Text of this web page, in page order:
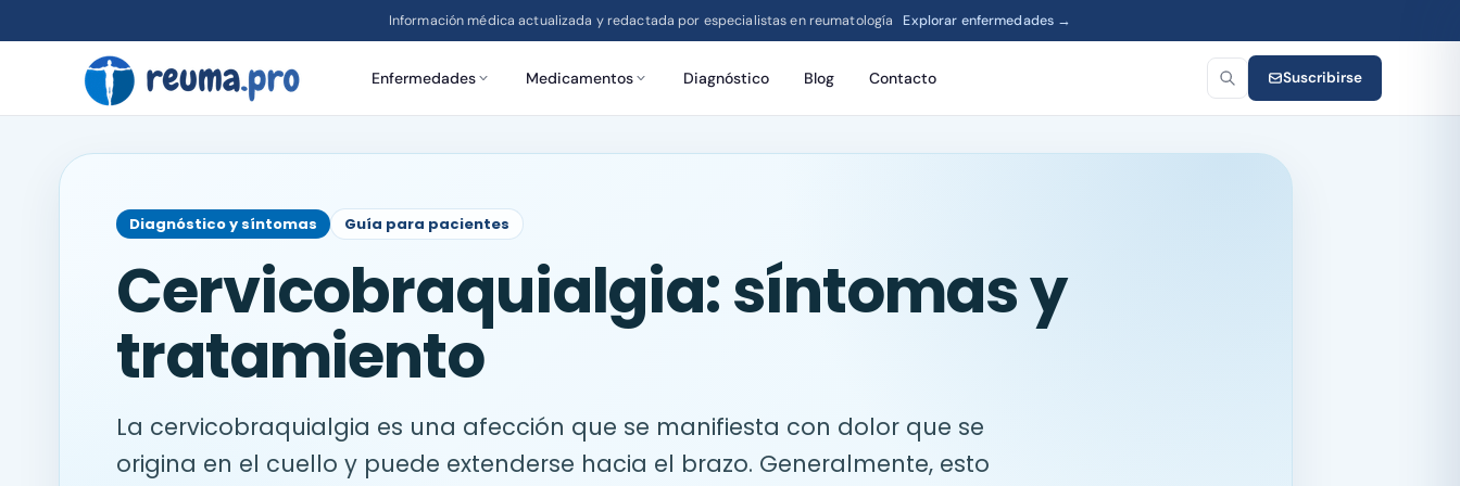
Información médica actualizada y redactada por especialistas en reumatología Explorar enfermedades →
Enfermedades Medicamentos Diagnóstico Blog Contacto Suscribirse
Diagnóstico y síntomas Guía para pacientes
Cervicobraquialgia: síntomas y
tratamiento
La cervicobraquialgia es una afección que se manifiesta con dolor que se
origina en el cuello y puede extenderse hacia el brazo. Generalmente, esto